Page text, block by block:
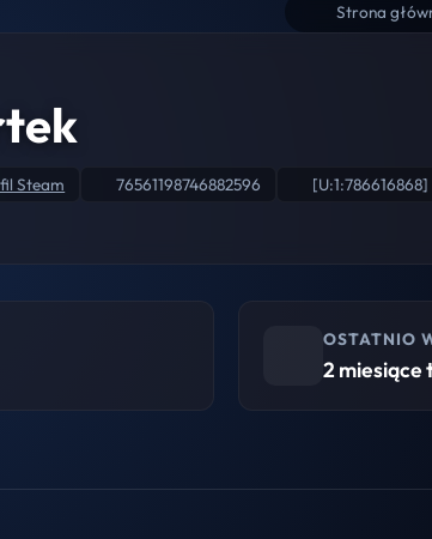
Strona
Steam 76561198746882596 [U:1:786616868]
OSTATNIO
2 miesiące